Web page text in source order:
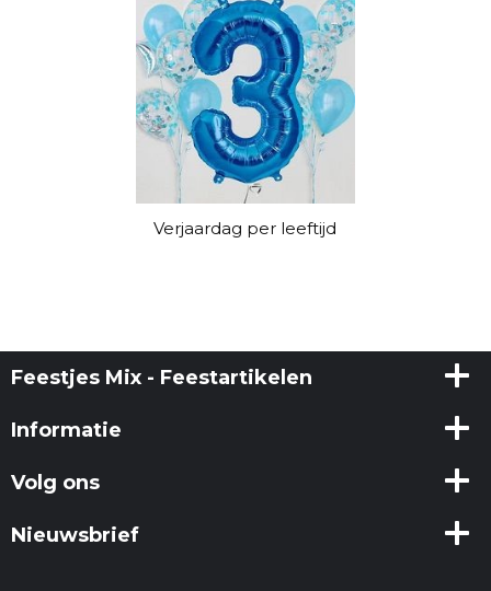
Verjaardag per leeftijd
Feestjes Mix - Feestartikelen
Informatie
Volg ons
Nieuwsbrief